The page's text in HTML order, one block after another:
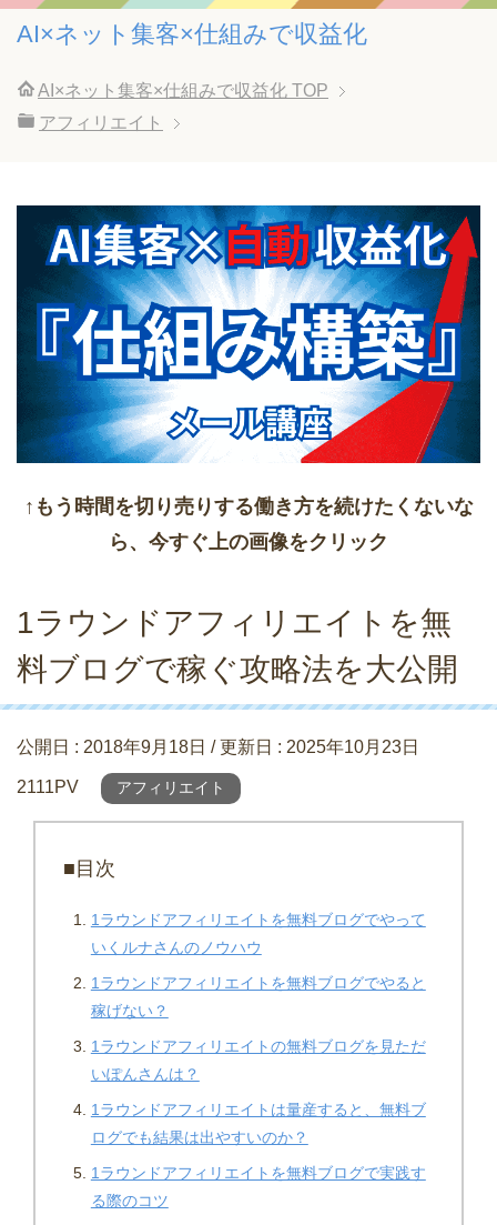
AI×ネット集客×仕組みで収益化
AI×ネット集客×仕組みで収益化 TOP
アフィリエイト
↑もう時間を切り売りする働き方を続けたくないな
ら、今すぐ上の画像をクリック
1ラウンドアフィリエイトを無
料ブログで稼ぐ攻略法を大公開
公開日 : 2018年9月18日 / 更新日 : 2025年10月23日
2111PV アフィリエイト
■目次
1ラウンドアフィリエイトを無料ブログでやって
いくルナさんのノウハウ
1ラウンドアフィリエイトを無料ブログでやると
稼げない？
1ラウンドアフィリエイトの無料ブログを見ただ
いぽんさんは？
1ラウンドアフィリエイトは量産すると、無料ブ
ログでも結果は出やすいのか？
1ラウンドアフィリエイトを無料ブログで実践す
る際のコツ